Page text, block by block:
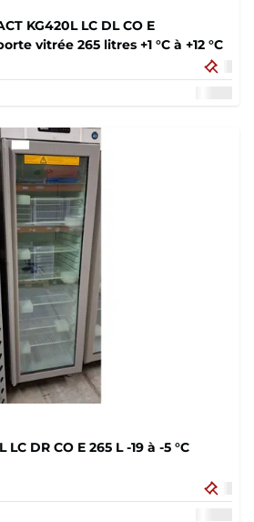
KG420L LC DL CO E
vitrée 265 litres +1 °C à +12 °C
DR CO E 265 L -19 à -5 °C